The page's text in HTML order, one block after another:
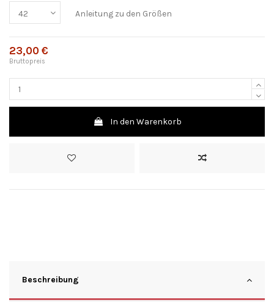
Anleitung zu den Größen
23,00 €
Bruttopreis
In den Warenkorb
Beschreibung